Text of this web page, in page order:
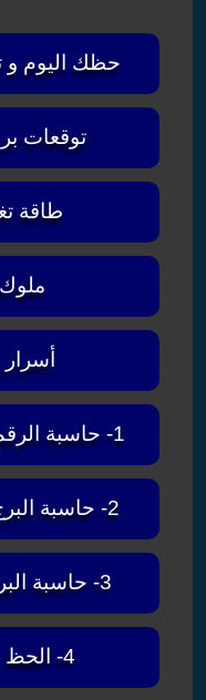
حظك اليوم و
توقعات
طاقة
ملوك
1- حاسبة الرقم السري في { أسمك }
2- حاسبة البرج الميلادي { مواليدك }
3- حاسبة البرج الباطني { العربي }
4- الحظ ودلالاته { 2022 }